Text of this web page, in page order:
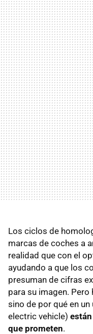
Los ciclos de
marcas de coches a
realidad que con el
ayudando a que los
presuman de cifras
para su imagen.
sino de por qué en
electric vehicle)
que prometen.